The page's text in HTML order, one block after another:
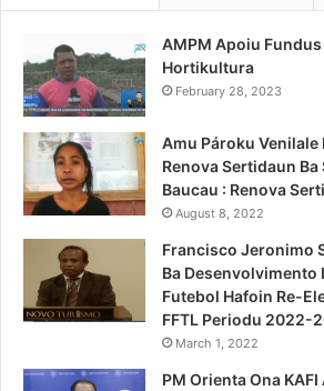
AMPM Apoiu
Hortikultura
February 28, 2023
Amu Pároku Venilale
Renova Sertidaun
Baucau : Renova
August 8, 2022
Francisco Jeronimo
Ba
Futebol Hafoin Re-
FFTL Periodu 2022-
March 1, 2022
PM Orienta Ona